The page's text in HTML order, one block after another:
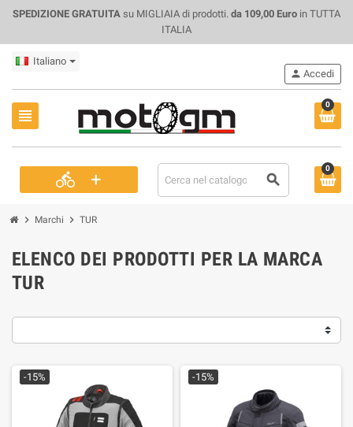
SPEDIZIONE GRATUITA su MIGLIAIA di prodotti. da 109,00 Euro in TUTTA
ITALIA
Italiano
view_headline
0
directions_bike + search
person Accedi
0
chevron_right Marchi chevron_right TUR
ELENCO DEI PRODOTTI PER LA MARCA
TUR
-15% -15%